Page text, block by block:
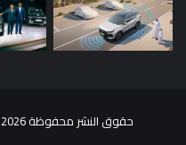
حقوق النشر محفوظة 2026 |